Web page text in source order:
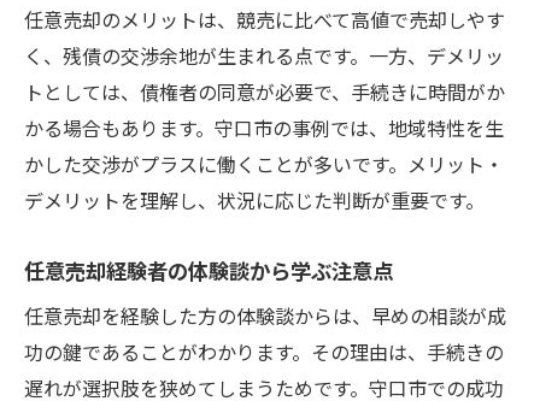
任意売却のメリットは、競売に比べて高値で売却しやす
く、残債の交渉余地が生まれる点です。一方、デメリッ
トとしては、債権者の同意が必要で、手続きに時間がか
かる場合もあります。守口市の事例では、地域特性を生
かした交渉がプラスに働くことが多いです。メリット・
デメリットを理解し、状況に応じた判断が重要です。
任意売却経験者の体験談から学ぶ注意点
任意売却を経験した方の体験談からは、早めの相談が成
功の鍵であることがわかります。その理由は、手続きの
遅れが選択肢を狭めてしまうためです。守口市での成功